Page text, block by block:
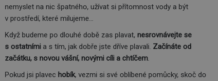
nemyslet na nic špatného, užívat si přítomnost vody a být
v prostředí, které milujeme…
Když budeme po dlouhé době zas plavat, nesrovnávejte se
s ostatními a s tím, jak dobře jste dříve plavali. Začínáte od
začátku, s novou vášní, novými cíli a chtíčem
Pokud jsi plavec hobík, vezmi si své oblíbené pomůcky, skoč do